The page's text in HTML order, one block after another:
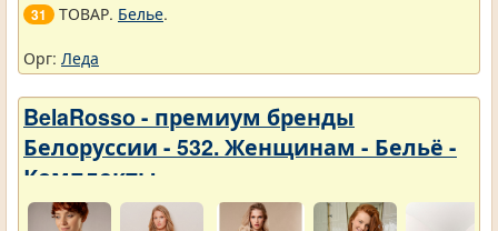
31 ТОВАР. Белье.
Орг: Леда
BelaRosso - премиум бренды
Белоруссии - 532. Женщинам - Бельё -
Комплекты